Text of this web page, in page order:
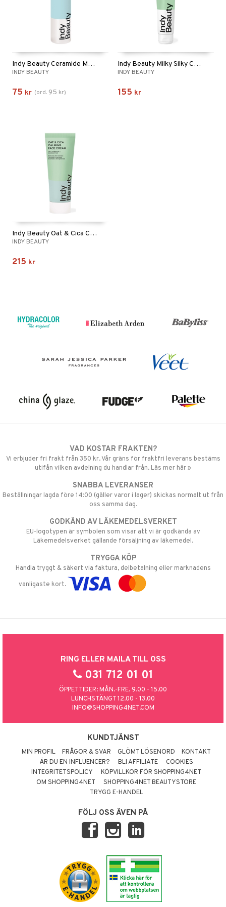
Indy Beauty Ceramide Moisturising Body Lotion
INDY BEAUTY
75 kr (ord. 95 kr)
Indy Beauty Milky Silky Calming Cleansing Lotion
INDY BEAUTY
155 kr
Indy Beauty Oat & Cica Calming Face Cream
INDY BEAUTY
215 kr
VAD KOSTAR FRAKTEN?
Vi erbjuder fri frakt från 350 kr. Vår gräns för fraktfri leverans bestäms
utifån vilken avdelning du handlar från. Läs mer här »
SNABBA LEVERANSER
Beställningar lagda före 14:00 (gäller varor i lager) skickas normalt ut från
oss samma dag.
GODKÄND AV LÄKEMEDELSVERKET
EU-logotypen är symbolen som visar att vi är godkända av
Läkemedelsverket gällande försäljning av läkemedel.
TRYGGA KÖP
Handla tryggt & säkert via faktura, delbetalning eller marknadens
vanligaste kort.
RING ELLER MAILA TILL OSS
031 712 01 01
ÖPPETTIDER: MÅN.-FRE. 9.00 - 15.00
LUNCHSTÄNGT 12.00 - 13.00
INFO@SHOPPING4NET.COM
KUNDTJÄNST
MIN PROFIL FRÅGOR & SVAR GLÖMT LÖSENORD
KONTAKT
ÄR DU EN INFLUENCER?
BLI AFFILIATE
COOKIES
INTEGRITETSPOLICY
KÖPVILLKOR FÖR SHOPPING4NET
OM SHOPPING4NET
SHOPPING4NET BEAUTYSTORE
TRYGG E-HANDEL
FÖLJ OSS ÄVEN PÅ